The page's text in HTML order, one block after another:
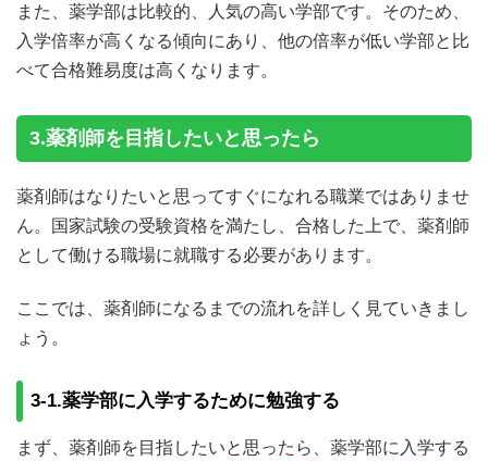
また、薬学部は比較的、人気の高い学部です。そのため、
入学倍率が高くなる傾向にあり、他の倍率が低い学部と比
べて合格難易度は高くなります。
3.薬剤師を目指したいと思ったら
薬剤師はなりたいと思ってすぐになれる職業ではありませ
ん。国家試験の受験資格を満たし、合格した上で、薬剤師
として働ける職場に就職する必要があります。
ここでは、薬剤師になるまでの流れを詳しく見ていきまし
ょう。
3-1.薬学部に入学するために勉強する
まず、薬剤師を目指したいと思ったら、薬学部に入学する